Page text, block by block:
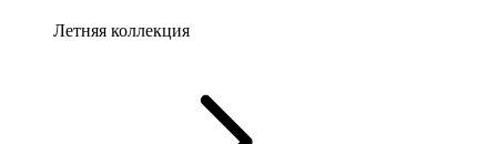
Летняя коллекция